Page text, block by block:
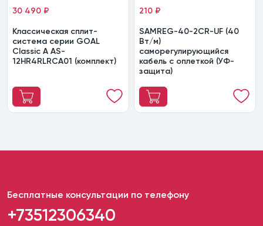
Классическая сплит-
система серии GOAL
Classic A AS-
12HR4RLRCA01 (комплект)
30 490 ₽
SAMREG-40-2CR-UF (40
Вт/м)
саморегулирующийся
кабель с оплеткой (УФ-
защита)
210 ₽
Бесплатные консультации по телефону
+73512306340